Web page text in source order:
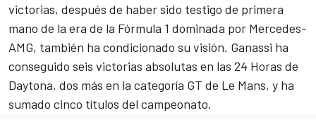
victorias, después de haber sido testigo de primera
mano de la era de la Fórmula 1 dominada por Mercedes-
AMG, también ha condicionado su visión. Ganassi ha
conseguido seis victorias absolutas en las 24 Horas de
Daytona, dos más en la categoría GT de Le Mans, y ha
sumado cinco títulos del campeonato.